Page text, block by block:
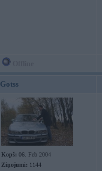
Gotss
Kopš: 06. Feb 2004
Ziņojumi: 1144